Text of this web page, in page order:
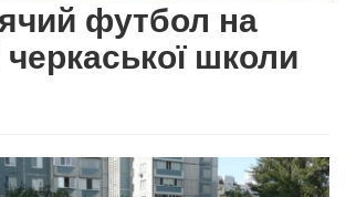
футбол на
черкаської школи